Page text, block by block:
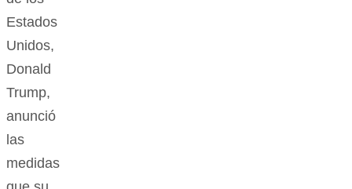
Estados
Unidos,
Donald
Trump,
anunció
las
medidas